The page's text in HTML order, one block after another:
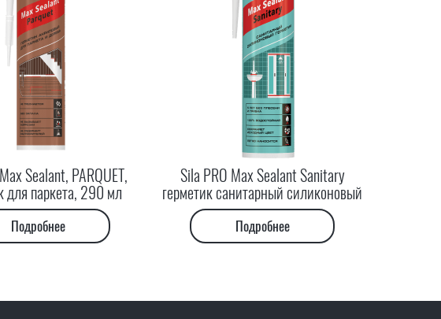
Sealant, PARQUET,
для паркета, 290 мл
Подробнее
Sila PRO Max Sealant Sanitary
герметик санитарный силиконовый
Подробнее